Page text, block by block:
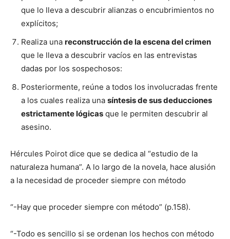
que lo lleva a descubrir alianzas o encubrimientos no
explícitos;
Realiza una reconstrucción de la escena del crimen
que le lleva a descubrir vacíos en las entrevistas
dadas por los sospechosos:
Posteriormente, reúne a todos los involucradas frente
a los cuales realiza una síntesis de sus deducciones
estrictamente lógicas que le permiten descubrir al
asesino.
Hércules Poirot dice que se dedica al “estudio de la
naturaleza humana”. A lo largo de la novela, hace alusión
a la necesidad de proceder siempre con método
“-Hay que proceder siempre con método” (p.158).
“-Todo es sencillo si se ordenan los hechos con método